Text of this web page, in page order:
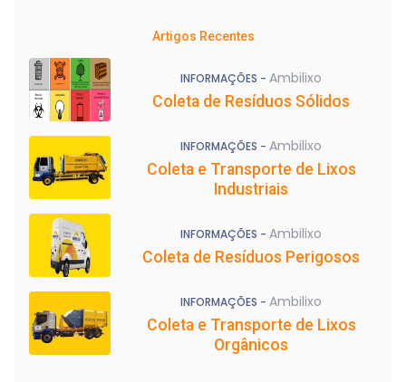
Artigos Recentes
INFORMAÇÕES - Ambilixo
Coleta de Resíduos Sólidos
INFORMAÇÕES - Ambilixo
Coleta e Transporte de Lixos
Industriais
INFORMAÇÕES - Ambilixo
Coleta de Resíduos Perigosos
INFORMAÇÕES - Ambilixo
Coleta e Transporte de Lixos
Orgânicos